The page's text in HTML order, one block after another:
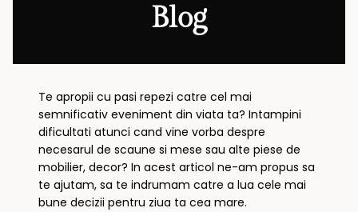
Blog
Te apropii cu pasi repezi catre cel mai
semnificativ eveniment din viata ta? Intampini
dificultati atunci cand vine vorba despre
necesarul de scaune si mese sau alte piese de
mobilier, decor? In acest articol ne-am propus sa
te ajutam, sa te indrumam catre a lua cele mai
bune decizii pentru ziua ta cea mare.